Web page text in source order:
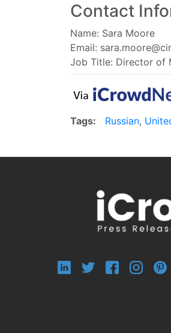
Contact
Name: Sara Moore
Email:
Job Title: Director of
Tags:
Russian,